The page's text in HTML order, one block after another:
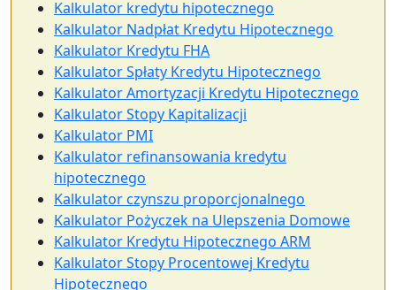
Kalkulator kredytu hipotecznego
Kalkulator Nadpłat Kredytu Hipotecznego
Kalkulator Kredytu FHA
Kalkulator Spłaty Kredytu Hipotecznego
Kalkulator Amortyzacji Kredytu Hipotecznego
Kalkulator Stopy Kapitalizacji
Kalkulator PMI
Kalkulator refinansowania kredytu
hipotecznego
Kalkulator czynszu proporcjonalnego
Kalkulator Pożyczek na Ulepszenia Domowe
Kalkulator Kredytu Hipotecznego ARM
Kalkulator Stopy Procentowej Kredytu
Hipotecznego